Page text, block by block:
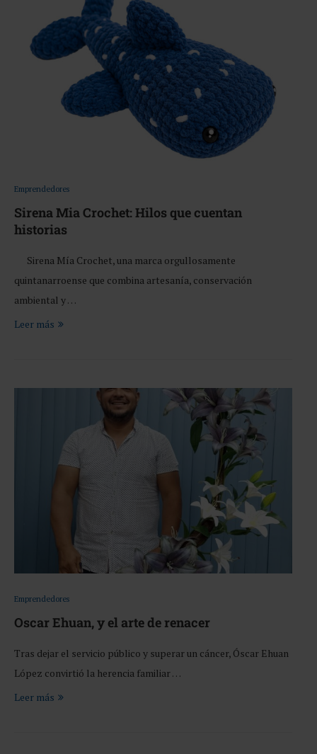
Emprendedores
Sirena Mia Crochet: Hilos que cuentan
historias
Sirena Mía Crochet, una marca orgullosamente
quintanarroense que combina artesanía, conservación
ambiental y …
Leer más
Emprendedores
Oscar Ehuan, y el arte de renacer
Tras dejar el servicio público y superar un cáncer, Óscar Ehuan
López convirtió la herencia familiar …
Leer más